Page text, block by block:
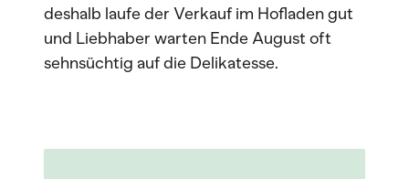
deshalb laufe der Verkauf im Hofladen gut
und Liebhaber warten Ende August oft
sehnsüchtig auf die Delikatesse.